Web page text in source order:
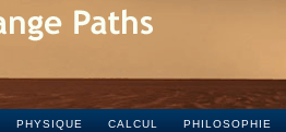
PHYSIQUE CALCUL PHILOSOPHIE